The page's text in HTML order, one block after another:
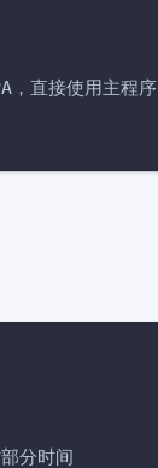
，直接使用主程序
分时间